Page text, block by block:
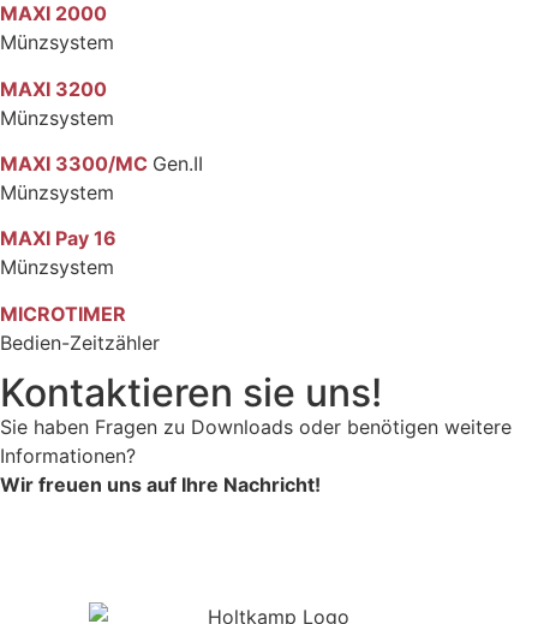
MAXI 2000
Münzsystem
MAXI 3200
Münzsystem
MAXI 3300/MC Gen.II
Münzsystem
MAXI Pay 16
Münzsystem
MICROTIMER
Bedien-Zeitzähler
Kontaktieren sie uns!
Sie haben Fragen zu Downloads oder benötigen weitere
Informationen?
Wir freuen uns auf Ihre Nachricht!